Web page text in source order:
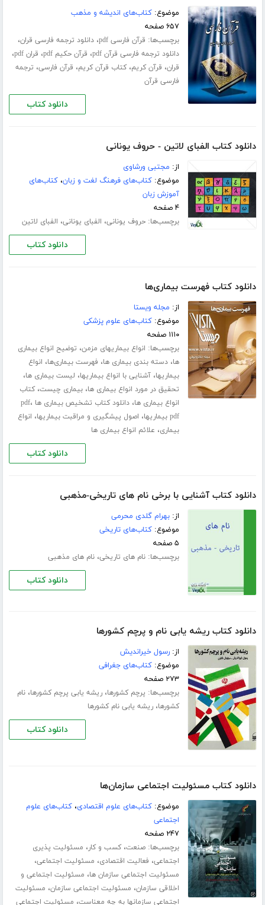
موضوع:کتاب‌های اندیشه و مذهب
۶۵۷ صفحه
برچسب‌ها: قرآن فارسی pdf ،دانلود ترجمه فارسی قران،
دانلود ترجمه فارسی قرآن pdf ، قرآن حکیم pdf ، قران pdf ،
قران، قرآن کریم،کتاب قرآن کریم، قرآن فارسی، ترجمه
فارسی قرآن
دانلود کتاب
دانلود کتاب الفبای لاتین - حروف یونانی
از: مجتبی ورشاوی
موضوع:کتاب‌های فرهنگ لغت و زبان،کتاب‌های
آموزش زبان
۴ صفحه
برچسب‌ها:حروف یونانی، الفبای یونانی، الفبای لاتین
دانلود کتاب
دانلود کتاب فهرست بیماری‌ها
از: مجله ویستا
موضوع:کتاب‌های علوم پزشکی
۱۱۱۰ صفحه
برچسب‌ها: انواع بیماریهای مزمن، توضیح انواع بیماری
ها،دسته بندی بیماری ها، فهرست بیماری‌ها، انواع
بیماریها،آشنایی با انواع بیماریها، لیست بیماری ها،
تحقیق در مورد انواع بیماری ها،بیماری چیست،کتاب
انواع بیماری ها،دانلود کتاب تشخیص بیماری ها pdf ،
pdf بیماریها ، اصول پیشگیری و مراقبت بیماریها، انواع
بیماری، علائم انواع بیماری ها
دانلود کتاب
دانلود کتاب آشنایی با برخی نام های تاریخی-مذهبی
از:بهرام گلدی محرمی
موضوع:کتاب‌های تاریخی
۵ صفحه
برچسب‌ها:نام های تاریخی،نام های مذهبی
دانلود کتاب
دانلود کتاب ریشه یابی نام و پرچم کشورها
از:رسول خیراندیش
موضوع:کتاب‌های جغرافی
۲۷۳ صفحه
برچسب‌ها: پرچم کشورها،ریشه یابی پرچم کشورها،نام
کشورها،ریشه یابی نام کشورها
دانلود کتاب
دانلود کتاب مسئولیت اجتماعی سازمان‌ها
موضوع:کتاب‌های علوم اقتصادی،کتاب‌های علوم
اجتماعی
۲۴۷ صفحه
برچسب‌ها:صنعت،کسب و کار، مسئولیت پذیری
اجتماعی، فعالیت اقتصادی، مسئولیت اجتماعی،
مسئولیت اجتماعی سازمان ها، مسئولیت اجتماعی و
اخلاقی سازمان، مسئولیت اجتماعی سازمان، مسئولیت
اجتماعی سازمانها به چه معناست، مسئولیت اجتماعی